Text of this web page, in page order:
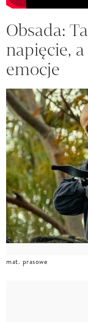
Obsada:
napięcie,
emocje
mat. prasowe